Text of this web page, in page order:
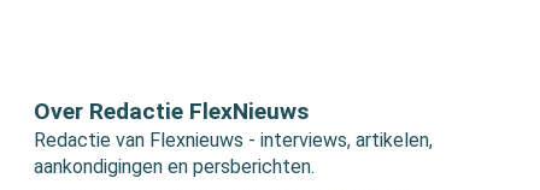
Over Redactie FlexNieuws
Redactie van Flexnieuws - interviews, artikelen,
aankondigingen en persberichten.